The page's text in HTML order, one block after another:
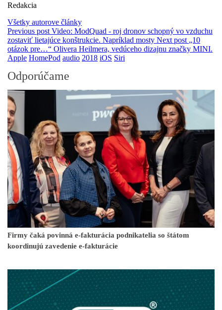
Redakcia
Všetky autorove články
Previous post Video: ModQuad - roj dronov schopný vo vzduchu
zostaviť lietajúce konštrukcie. Napríklad mosty Next post „10
otázok pre…“ Olivera Heilmera, vedúceho dizajnu značky MINI.
Apple HomePod audio 2018 iOS Siri
Odporúčame
Firmy čaká povinná e-fakturácia podnikatelia so štátom
koordinujú zavedenie e-fakturácie